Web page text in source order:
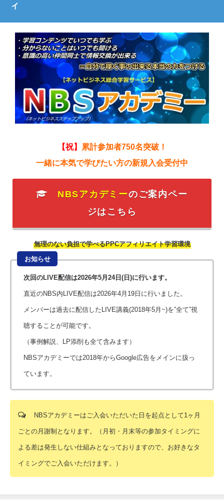
ィ
【祝】
累計参加者750名突破！
一緒に本気で学びたい方の新規入会受付中
NBSアカデミーのご案内ペー
ジはこちら
無理のない負担で学べるPPCアフィリエイト学習環境
お知らせ
次回のLIVE配信は2026年5月24日(日)に行います。
直近のNBS内LIVE配信は2026年4月19日に行いました。
メンバーは過去に配信したLIVE講義(2018年5月~)を”全て”視
聴することが可能です。
（事例解説、LP添削も全て含みます）
NBSアカデミーでは2018年からGoogle広告をメインに扱っ
ています。
NBSアカデミーはご入会いただいた日を起点として1ヶ月
ごとの月謝制となります。（月初・月末等の参加タイミングに
よる差は発生しない仕組みとなっておりますので、お好きなタ
イミングでご入会いただけます。）